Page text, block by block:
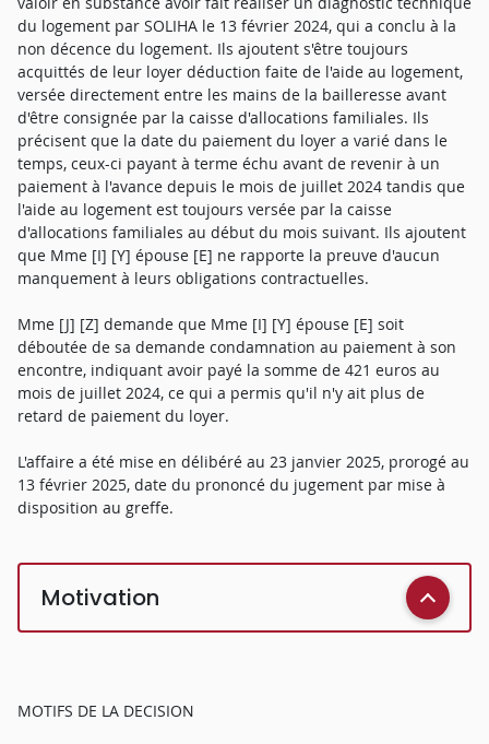
du logement par SOLIHA le 13 février 2024, qui a conclu à la
non décence du logement. Ils ajoutent s'être toujours
acquittés de leur loyer déduction faite de l'aide au logement,
versée directement entre les mains de la bailleresse avant
d'être consignée par la caisse d'allocations familiales. Ils
précisent que la date du paiement du loyer a varié dans le
temps, ceux-ci payant à terme échu avant de revenir à un
paiement à l'avance depuis le mois de juillet 2024 tandis que
l'aide au logement est toujours versée par la caisse
d'allocations familiales au début du mois suivant. Ils ajoutent
que Mme [I] [Y] épouse [E] ne rapporte la preuve d'aucun
manquement à leurs obligations contractuelles.
Mme [J] [Z] demande que Mme [I] [Y] épouse [E] soit
déboutée de sa demande condamnation au paiement à son
encontre, indiquant avoir payé la somme de 421 euros au
mois de juillet 2024, ce qui a permis qu'il n'y ait plus de
retard de paiement du loyer.
L'affaire a été mise en délibéré au 23 janvier 2025, prorogé au
13 février 2025, date du prononcé du jugement par mise à
disposition au greffe.
Motivation
MOTIFS DE LA DECISION